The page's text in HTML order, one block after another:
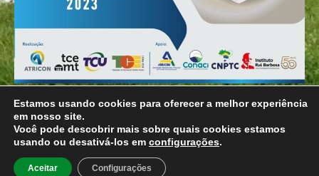
© Todos os direitos reservados para Câmara Municipal
de Vereadores de Braga
Estamos usando cookies para oferecer a melhor experiência
em nosso site.
Você pode descobrir mais sobre quais cookies estamos
usando ou desativá-los em configurações.
Aceitar Configurações